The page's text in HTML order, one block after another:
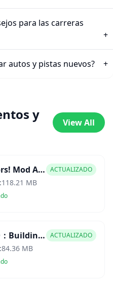
para las carreras
autos y pistas nuevos?
y
View All
We Are Warriors! Mod APK ACTUALIZADO
118.21 MB
Block Craft 3D：Building Game Mod APK ACTUALIZADO
84.36 MB